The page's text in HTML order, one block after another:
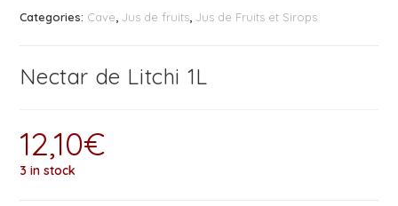
Categories: Cave Jus de fruits Jus de Fruits et Sirops
Nectar de Litchi 1L
12,10€
3 in stock